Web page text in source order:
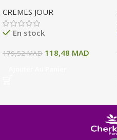
INTENSE 72H 50 ML
CREMES JOUR
En stock
179,52MAD 118,48 MAD